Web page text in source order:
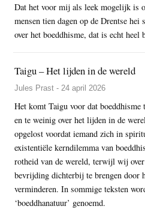
Dat het voor mij als leek mogelijk is
mensen tien dagen op de Drentse hei
over het boeddhisme, dat is echt heel
Taigu – Het lijden in de wereld
Jules Prast - 24 april 2026
Het komt Taigu voor dat boeddhisme
en te weinig over het lijden in de
opgelost voordat iemand zich in
existentiële kerndilemma van
rotheid van de wereld, terwijl wij
bevrijding dichterbij te brengen door
verminderen. In sommige teksten
‘boeddhanatuur’ genoemd.